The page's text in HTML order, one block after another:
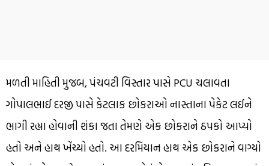
મળતી માહિતી મુજબ, પંચવટી વિસ્તાર પાસે PCU ચલાવતા
ગોપાલભાઈ દરજી પાસે કેટલાક છોકરાઓ નાસ્તાના પેકેટ લઈને
ભાગી રહ્યા હોવાની શંકા જતા તેમણે એક છોકરાને ઠપકો આપ્યો
હતો અને હાથ ખેંચ્યો હતો. આ દરમિયાન હાથ એક છોકરાને વાગ્યો